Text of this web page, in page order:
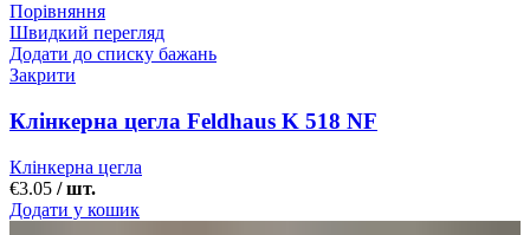
Порівняння
Швидкий перегляд
Додати до списку бажань
Закрити
Клінкерна цегла Feldhaus K 518 NF
Клінкерна цегла
€3.05 / шт.
Додати у кошик